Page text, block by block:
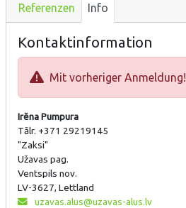
Referenzen Info
Kontaktinformation
Mit vorheriger Anmeldung!
Irēna Pumpura
Tālr. +371 29219145
"Zaksi"
Užavas pag.
Ventspils nov.
LV-3627, Lettland
uzavas.alus@uzavas-alus.lv